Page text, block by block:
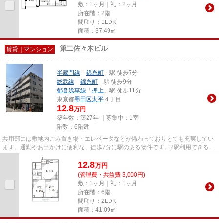
敷：1ヶ月｜礼：2ヶ月
所在階：2階
間取り：1LDK
面積：37.49㎡
賃貸｜マンション 第二佐々木ビル
半蔵門線 「 錦糸町 」駅 徒歩7分
総武線 「 錦糸町 」駅 徒歩9分
都営浅草線 「 押上 」駅 徒歩11分
東京都墨田区太平 ４丁目
12.8万円
築年数：築27年 ｜募集中： 1室
階数：6階建
共用部には敷地内ごみ置き場・エレベータなどが備わっておりとても充実してい
ます。通勤やお出かけに便利な、徒歩7分に駅のある物件です。2駅利用できる場
所にあるので利便性が高いで...
12.8万円
(管理費・共益費 3,000円)
敷：1ヶ月｜礼：1ヶ月
所在階：6階
間取り：2LDK
面積：41.09㎡